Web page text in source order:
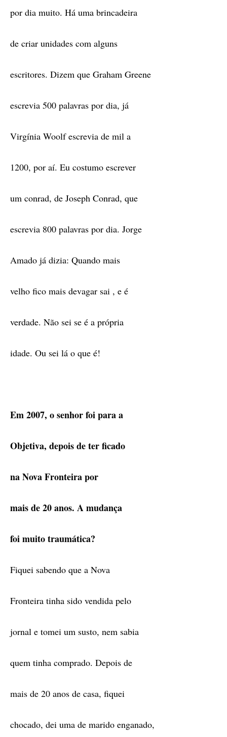
por dia muito. Há uma brincadeira
de criar unidades com alguns
escritores. Dizem que Graham Greene
escrevia 500 palavras por dia, já
Virgínia Woolf escrevia de mil a
1200, por aí. Eu costumo escrever
um conrad, de Joseph Conrad, que
escrevia 800 palavras por dia. Jorge
Amado já dizia: Quando mais
velho fico mais devagar sai , e é
verdade. Não sei se é a própria
idade. Ou sei lá o que é!
Em 2007, o senhor foi para a
Objetiva, depois de ter ficado
na Nova Fronteira por
mais de 20 anos. A mudança
foi muito traumática?
Fiquei sabendo que a Nova
Fronteira tinha sido vendida pelo
jornal e tomei um susto, nem sabia
quem tinha comprado. Depois de
mais de 20 anos de casa, fiquei
chocado, dei uma de marido enganado,